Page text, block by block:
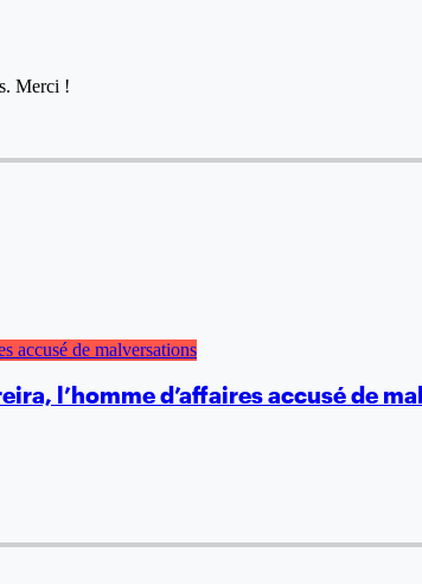
Merci !
l’homme d’affaires accusé de